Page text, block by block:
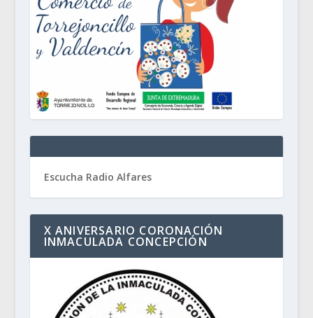
Escucha Radio Alfares
X ANIVERSARIO CORONACIÓN
INMACULADA CONCEPCIÓN